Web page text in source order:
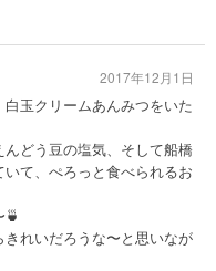
玉クリームあんみつをいた
どう豆の塩気、そして船橋
て、ぺろっと食べられるお
れいだろうな〜と思いなが
2017年12月1日